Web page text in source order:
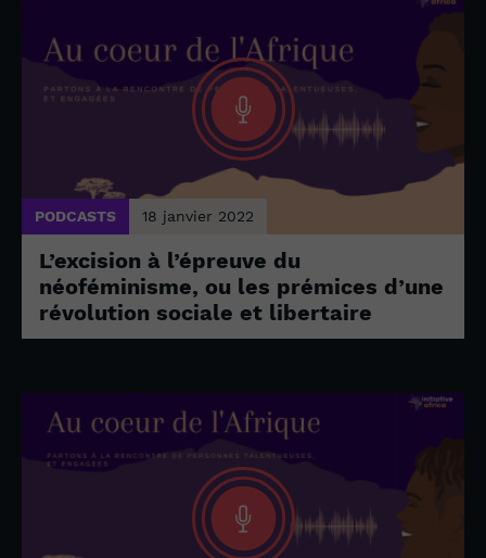
PODCASTS 18 janvier 2022
L’excision à l’épreuve du
néoféminisme, ou les prémices d’une
révolution sociale et libertaire